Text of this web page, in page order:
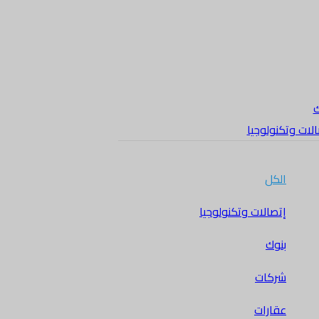
وتكنولوجيا
الكل
إتصالات وتكنولوجيا
بنوك
شركات
عقارات